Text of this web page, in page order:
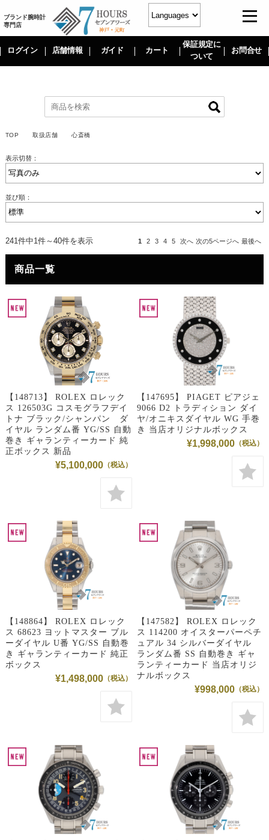
ブランド腕時計
専門店
ログイン 店舗情報 ガイド カート
保証規定に
ついて
お問合せ
TOP 取扱店舗 心斎橋
表示切替：
並び順：
241件中1件～40件を表示 1 2 3 4 5 次へ 次の5ページへ 最後へ
商品一覧
【148713】 ROLEX ロレック
ス 126503G コスモグラフデイ
トナ ブラック/シャンパン ダ
イヤル ランダム番 YG/SS 自動
巻き ギャランティーカード 純
正ボックス 新品
¥5,100,000
【147695】 PIAGET ピアジェ
9066 D2 トラディション ダイ
ヤ/オニキスダイヤル WG 手巻
き 当店オリジナルボックス
¥1,998,000
【148864】 ROLEX ロレック
ス 68623 ヨットマスター ブル
ーダイヤル U番 YG/SS 自動巻
き ギャランティーカード 純正
ボックス
¥1,498,000
【147582】 ROLEX ロレック
ス 114200 オイスターパーペチ
ュアル 34 シルバーダイヤル
ランダム番 SS 自動巻き ギャ
ランティーカード 当店オリジ
ナルボックス
¥998,000